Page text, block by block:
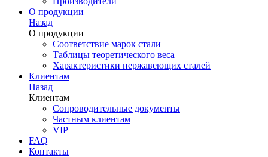
О продукции
Назад
О продукции
Соответствие марок стали
Таблицы теоретического веса
Характеристики нержавеющих сталей
Клиентам
Назад
Клиентам
Сопроводительные документы
Частным клиентам
VIP
FAQ
Контакты